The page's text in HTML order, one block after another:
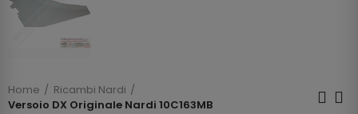
Home
Ricambi Nardi
Versoio DX Originale Nardi 10C163MB